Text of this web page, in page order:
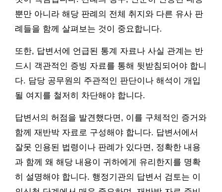
뿐만 아니라 해당 판례의 전체 취지와 다른 유사 판
례들을 함께 살펴보는 것이 중요합니다.
또한, 답변서에 언급된 통계 자료나 사실 관계는 반
드시 객관적인 증빙 자료를 통해 뒷받침되어야 합니
다. 담당 공무원의 주관적인 판단이나 해석이 개입
될 여지를 철저히 차단해야 합니다.
답변서의 허점을 발견했다면, 이를 구체적인 증거와
함께 재반박 자료로 구성해야 합니다. 답변서에서
잘못 인용된 법령이나 판례가 있다면, 정확한 내용
과 함께 왜 해당 내용이 귀하에게 유리한지를 명확
히 설명해야 합니다. 행정기관의 답변서 검토는 이